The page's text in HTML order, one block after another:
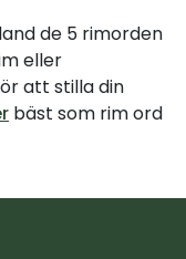
de 5 rimorden
eller
att stilla din
bäst som rim ord